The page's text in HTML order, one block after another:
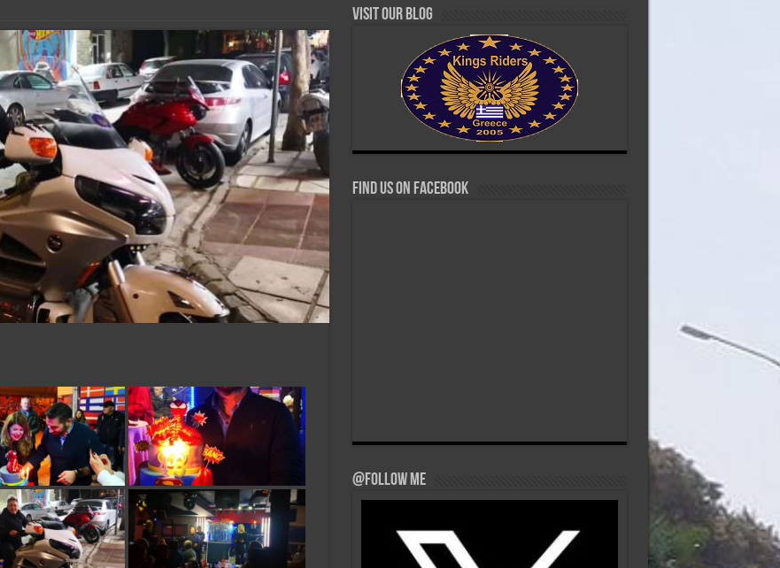
Visit our Blog
Find us on Facebook
@Follow Me